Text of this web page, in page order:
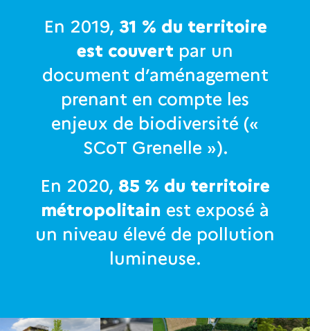
En 2019, 31 % du territoire
est couvert par un
document d’aménagement
prenant en compte les
enjeux de biodiversité («
SCoT Grenelle »).
En 2020, 85 % du territoire
métropolitain est exposé à
un niveau élevé de pollution
lumineuse.